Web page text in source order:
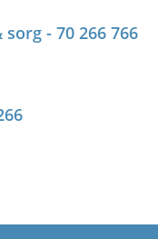
- 70 266 766